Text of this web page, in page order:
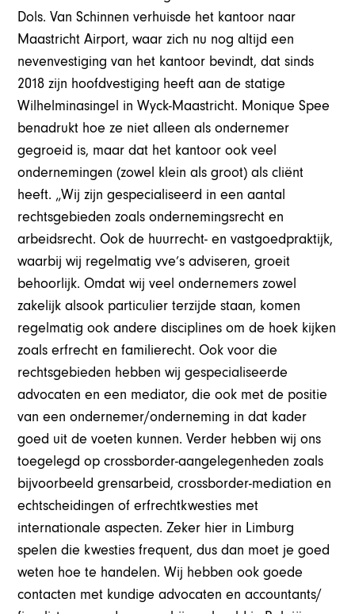
Dols. Van Schinnen verhuisde het kantoor naar
Maastricht Airport, waar zich nu nog altijd een
nevenvestiging van het kantoor bevindt, dat sinds
2018 zijn hoofdvestiging heeft aan de statige
Wilhelminasingel in Wyck-Maastricht. Monique Spee
benadrukt hoe ze niet alleen als ondernemer
gegroeid is, maar dat het kantoor ook veel
ondernemingen (zowel klein als groot) als cliënt
heeft. „Wij zijn gespecialiseerd in een aantal
rechtsgebieden zoals ondernemingsrecht en
arbeidsrecht. Ook de huurrecht- en vastgoedpraktijk,
waarbij wij regelmatig vve’s adviseren, groeit
behoorlijk. Omdat wij veel ondernemers zowel
zakelijk alsook particulier terzijde staan, komen
regelmatig ook andere disciplines om de hoek kijken
zoals erfrecht en familierecht. Ook voor die
rechtsgebieden hebben wij gespecialiseerde
advocaten en een mediator, die ook met de positie
van een ondernemer/onderneming in dat kader
goed uit de voeten kunnen. Verder hebben wij ons
toegelegd op crossborder-aangelegenheden zoals
bijvoorbeeld grensarbeid, crossborder-mediation en
echtscheidingen of erfrechtkwesties met
internationale aspecten. Zeker hier in Limburg
spelen die kwesties frequent, dus dan moet je goed
weten hoe te handelen. Wij hebben ook goede
contacten met kundige advocaten en accountants/